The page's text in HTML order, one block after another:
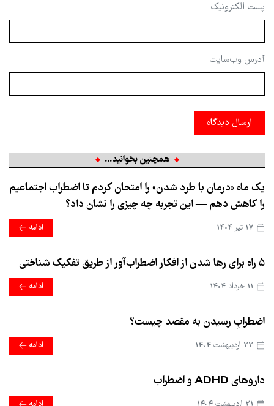
پست الکترونیک
آدرس وب‌سایت
ارسال دیدگاه
همچنین بخوانید...
یک ماه «درمان با طرد شدن» را امتحان کردم تا اضطراب اجتماعیم
را کاهش دهم — این تجربه چه چیزی را نشان داد؟
ادامه
۵ راه برای رها شدن از افکار اضطراب‌آور از طریق تفکیک شناختی
ادامه
اضطرابِ رسیدن به مقصد چیست؟
ادامه
داروهای ADHD و اضطراب